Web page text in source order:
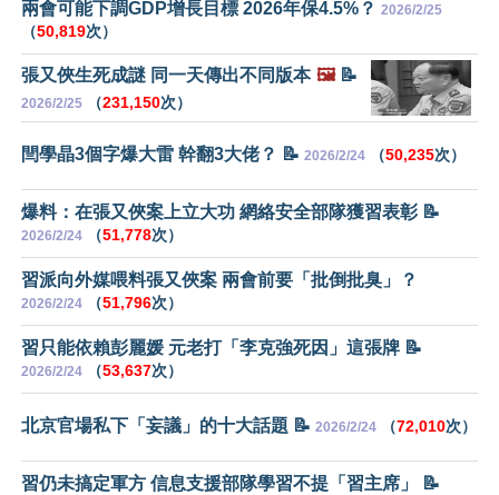
兩會可能下調GDP增長目標 2026年保4.5%？ 2026/2/25
（50,819次）
張又俠生死成謎 同一天傳出不同版本 🖼️📝
2026/2/25 （231,150次）
閆學晶3個字爆大雷 幹翻3大佬？ 📝 2026/2/24 （50,235次）
爆料：在張又俠案上立大功 網絡安全部隊獲習表彰 📝
2026/2/24 （51,778次）
習派向外媒喂料張又俠案 兩會前要「批倒批臭」？
2026/2/24 （51,796次）
習只能依賴彭麗媛 元老打「李克強死因」這張牌 📝
2026/2/24 （53,637次）
北京官場私下「妄議」的十大話題 📝 2026/2/24 （72,010次）
習仍未搞定軍方 信息支援部隊學習不提「習主席」 📝